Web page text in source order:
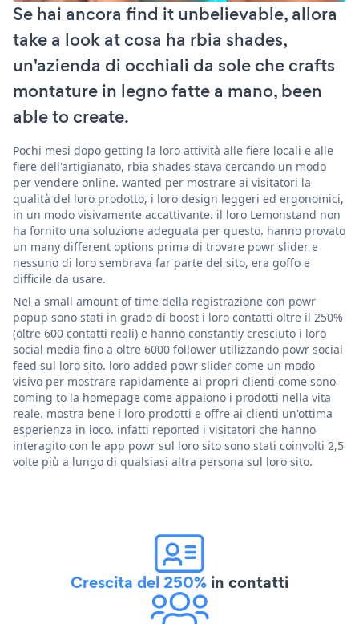
Se hai ancora find it unbelievable, allora
take a look at cosa ha rbia shades,
un'azienda di occhiali da sole che crafts
montature in legno fatte a mano, been
able to create.
Pochi mesi dopo getting la loro attività alle fiere locali e alle
fiere dell'artigianato, rbia shades stava cercando un modo
per vendere online. wanted per mostrare ai visitatori la
qualità del loro prodotto, i loro design leggeri ed ergonomici,
in un modo visivamente accattivante. il loro Lemonstand non
ha fornito una soluzione adeguata per questo. hanno provato
un many different options prima di trovare powr slider e
nessuno di loro sembrava far parte del sito, era goffo e
difficile da usare.
Nel a small amount of time della registrazione con powr
popup sono stati in grado di boost i loro contatti oltre il 250%
(oltre 600 contatti reali) e hanno constantly cresciuto i loro
social media fino a oltre 6000 follower utilizzando powr social
feed sul loro sito. loro added powr slider come un modo
visivo per mostrare rapidamente ai propri clienti come sono
coming to la homepage come appaiono i prodotti nella vita
reale. mostra bene i loro prodotti e offre ai clienti un'ottima
esperienza in loco. infatti reported i visitatori che hanno
interagito con le app powr sul loro sito sono stati coinvolti 2,5
volte più a lungo di qualsiasi altra persona sul loro sito.
Crescita del 250% in contatti